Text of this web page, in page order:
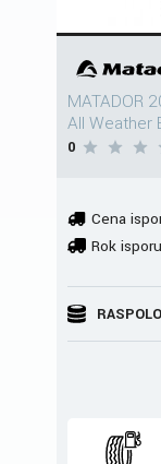
MATADOR
All Weather
0
Cena
Rok